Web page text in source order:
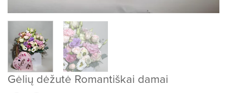
Gėlių dėžutė Romantiškai damai